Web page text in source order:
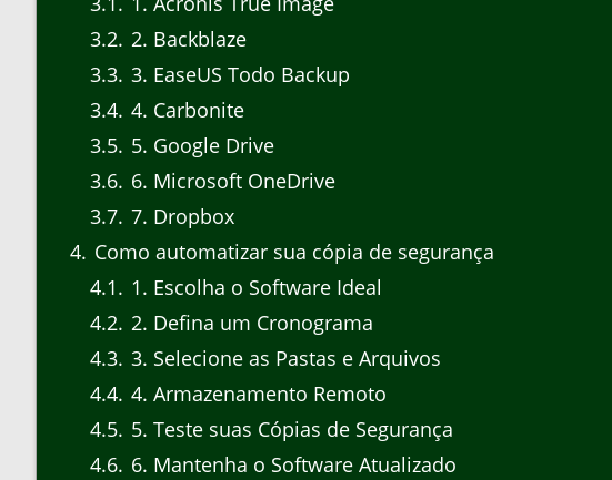
3.2 2. Backblaze
3.3 3. EaseUS Todo Backup
3.4 4. Carbonite
3.5 5. Google Drive
3.6 6. Microsoft OneDrive
3.7 7. Dropbox
4 Como automatizar sua cópia de segurança
4.1
1. Escolha o Software Ideal
4.2 2. Defina um Cronograma
4.3 3. Selecione as Pastas e Arquivos
4.4 4. Armazenamento Remoto
4.5 5. Teste suas Cópias de Segurança
4.6 6. Mantenha o Software Atualizado